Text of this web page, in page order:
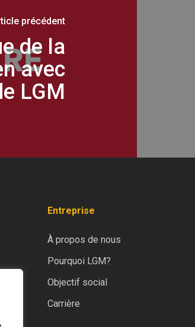
précédent
de la
avec
LGM
Entreprise
À propos de nous
Pourquoi LGM?
Objectif social
Carrière